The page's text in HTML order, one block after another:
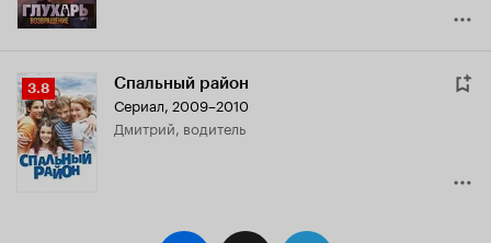
Рейтинг
Кинопоиска
3.8
3.8 Спальный район
Сериал, 2009–2010
Дмитрий, водитель